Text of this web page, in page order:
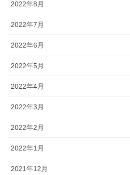
2022年8月
2022年7月
2022年6月
2022年5月
2022年4月
2022年3月
2022年2月
2022年1月
2021年12月